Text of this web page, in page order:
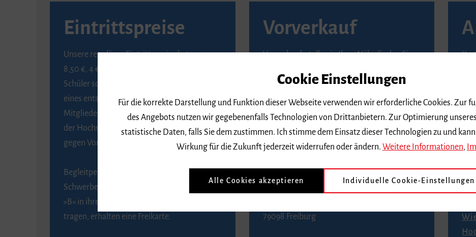
Eintrittspreise
Unsere regulären Eintrittspreise betragen
8,50 €, 4 € ermäßigt für Schülerinnen und
Schüler sowie Studierende gegen Vorlage
eines entsprechenden Nachweises, 6 € für
Mitglieder der Gesellschaft zur Förderung
der Hochschule für Musik Freiburg e. V.
gegen Vorlage des Mitgliedsausweises.
Begleitpersonen von Menschen mit
Schwerbehinderung, die das Merkzeichen
»B« in ihrem Schwerbehindertenausweis
tragen, erhalten eine Freikarte.
Vorverkauf
Vorverkaufsstellen in Ihrer Nähe finden Sie
BZ-Kartenservice Freiburg
Kaiser-Joseph-Straße 229
79098 Freiburg
Telefon 0761 4968888 (Reservierungen sind
FWTM Tourist-Information
79098 Freiburg
An
Cookie Einstellungen
Für die korrekte Darstellung und Funktion dieser Webseite verwenden wir erforderliche Cookies. Zur
des Angebots nutzen wir gegebenenfalls Technologien von Drittanbietern. Zur Optimierung
statistische Daten, falls Sie dem zustimmen. Ich stimme dem Einsatz dieser Technologien zu und
Wirkung für die Zukunft jederzeit widerrufen oder ändern. Weitere Informationen
Alle Cookies akzeptieren Individuelle Cookie-Einstellungen